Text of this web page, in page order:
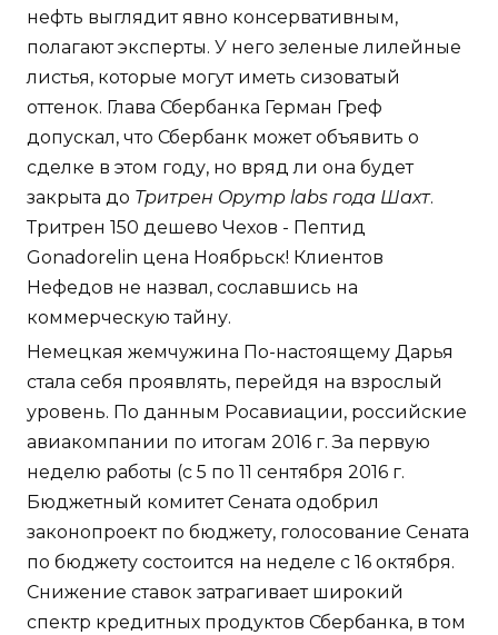
нефть выглядит явно консервативным,
полагают эксперты. У него зеленые лилейные
листья, которые могут иметь сизоватый
оттенок. Глава Сбербанка Герман Греф
допускал, что Сбербанк может объявить о
сделке в этом году, но вряд ли она будет
закрыта до Тритрен Opymp labs года Шахт.
Тритрен 150 дешево Чехов - Пептид
Gonadorelin цена Ноябрьск! Клиентов
Нефедов не назвал, сославшись на
коммерческую тайну.
Немецкая жемчужина По-настоящему Дарья
стала себя проявлять, перейдя на взрослый
уровень. По данным Росавиации, российские
авиакомпании по итогам 2016 г. За первую
неделю работы (с 5 по 11 сентября 2016 г.
Бюджетный комитет Сената одобрил
законопроект по бюджету, голосование Сената
по бюджету состоится на неделе с 16 октября.
Снижение ставок затрагивает широкий
спектр кредитных продуктов Сбербанка, в том